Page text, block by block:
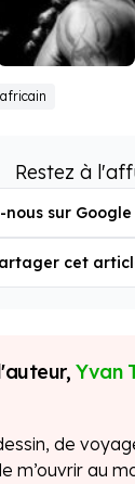
Dj Arafat
Restez à
nous sur Google
cet
Yvan
de
m’ouvrir au